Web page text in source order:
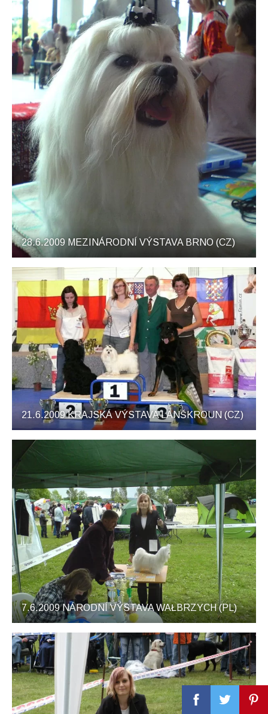
28.6.2009 MEZINÁRODNÍ VÝSTAVA BRNO (CZ)
21.6.2009 KRAJSKÁ VÝSTAVA LANŠKROUN (CZ)
7.6.2009 NÁRODNÍ VÝSTAVA WAŁBRZYCH (PL)